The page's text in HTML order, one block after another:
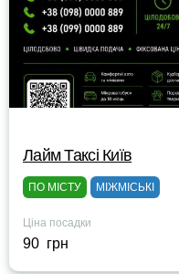
Лайм Таксі Київ
ПО МІСТУ МІЖМІСЬКІ
Ціна посадки
90 грн